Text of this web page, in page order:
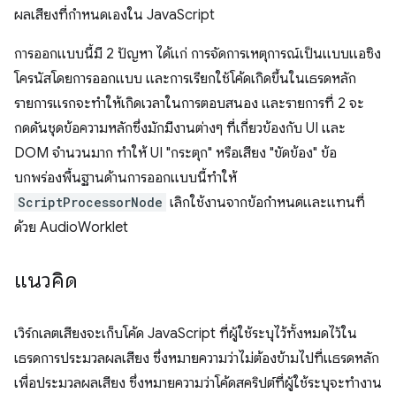
ผลเสียงที่กําหนดเองใน JavaScript
การออกแบบนี้มี 2 ปัญหา ได้แก่ การจัดการเหตุการณ์เป็นแบบแอซิง
โครนัสโดยการออกแบบ และการเรียกใช้โค้ดเกิดขึ้นในเธรดหลัก
รายการแรกจะทำให้เกิดเวลาในการตอบสนอง และรายการที่ 2 จะ
กดดันชุดข้อความหลักซึ่งมักมีงานต่างๆ ที่เกี่ยวข้องกับ UI และ
DOM จำนวนมาก ทำให้ UI "กระตุก" หรือเสียง "ขัดข้อง" ข้อ
บกพร่องพื้นฐานด้านการออกแบบนี้ทำให้
ScriptProcessorNode เลิกใช้งานจากข้อกำหนดและแทนที่
ด้วย AudioWorklet
แนวคิด
เวิร์กเลตเสียงจะเก็บโค้ด JavaScript ที่ผู้ใช้ระบุไว้ทั้งหมดไว้ใน
เธรดการประมวลผลเสียง ซึ่งหมายความว่าไม่ต้องข้ามไปที่แธรดหลัก
เพื่อประมวลผลเสียง ซึ่งหมายความว่าโค้ดสคริปต์ที่ผู้ใช้ระบุจะทำงาน